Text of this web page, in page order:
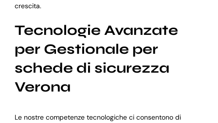
crescita.
Tecnologie Avanzate
per Gestionale per
schede di sicurezza
Verona
Le nostre competenze tecnologiche ci consentono di